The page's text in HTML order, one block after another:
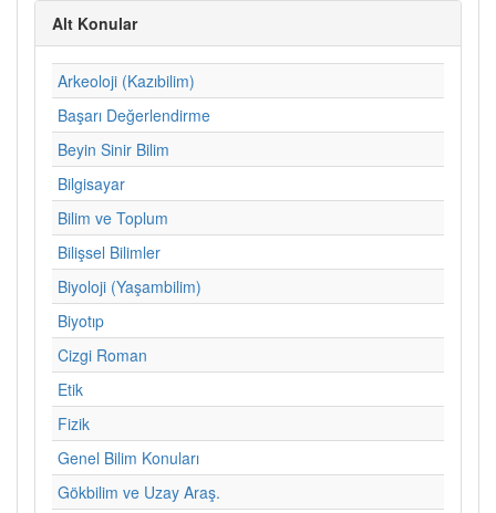
Alt Konular
Arkeoloji (Kazıbilim)
Başarı Değerlendirme
Beyin Sinir Bilim
Bilgisayar
Bilim ve Toplum
Bilişsel Bilimler
Biyoloji (Yaşambilim)
Biyotıp
Cizgi Roman
Etik
Fizik
Genel Bilim Konuları
Gökbilim ve Uzay Araş.